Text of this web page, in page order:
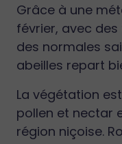
Grâce à une
février, avec
des normales
abeilles repart
La végétation
pollen et nectar
région niçoise.